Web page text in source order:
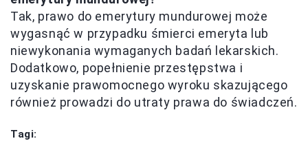
Tak, prawo do emerytury mundurowej może
wygasnąć w przypadku śmierci emeryta lub
niewykonania wymaganych badań lekarskich.
Dodatkowo, popełnienie przestępstwa i
uzyskanie prawomocnego wyroku skazującego
również prowadzi do utraty prawa do świadczeń.
Tagi: